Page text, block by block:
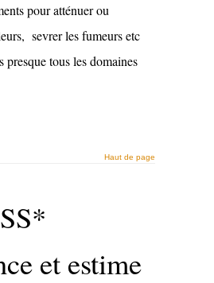
pour atténuer ou
sevrer les fumeurs etc
tous les domaines
Haut de page
et estime